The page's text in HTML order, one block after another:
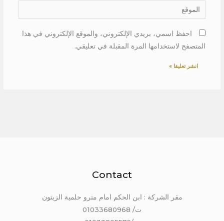
الموقع
احفظ اسمي، بريدي الإلكتروني، والموقع الإلكتروني في هذا
المتصفح لاستخدامها المرة المقبلة في تعليقي.
Contact
مقر الشركة : ابن الحكم امام مترو حلمية الزيتون
ت/ 01033680968